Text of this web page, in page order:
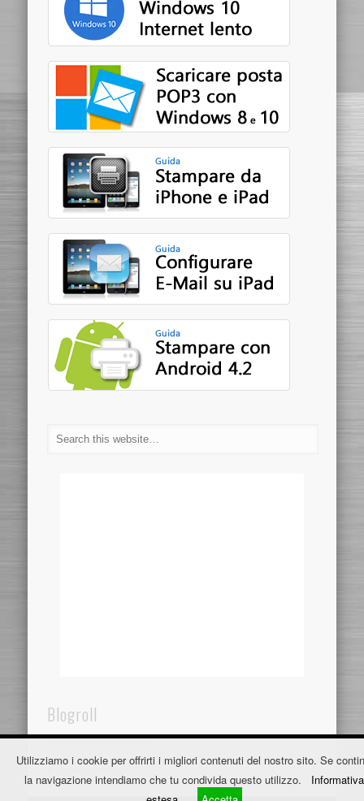
Blogroll
Dentistaincroazia.net
Fužine Apartmani
Utilizziamo i cookie per offrirti i migliori contenuti del nostro sito. Se
la navigazione intendiamo che tu condivida questo utilizzo.
Informativa